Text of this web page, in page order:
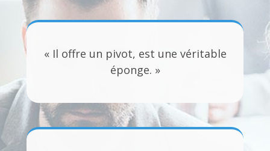
« Il offre un pivot, est une véritable
éponge. »